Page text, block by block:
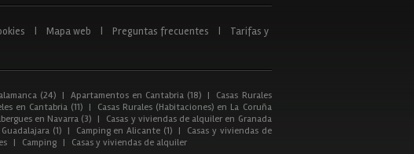
Mapa web Preguntas frecuentes
Tarifas y
(24) | Apartamentos en Cantabria (18) |
Casas Rurales
en Cantabria (11) |
Casas Rurales (Habitaciones) en La Coruña
en Navarra (3) |
Casas y viviendas de alquiler en Granada
(1) | Camping en Alicante (1) |
Casas y viviendas de
| Camping | Casas y viviendas de alquiler